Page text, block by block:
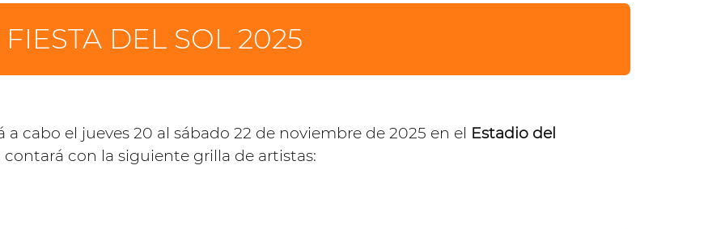
DEL SOL 2025
a cabo el jueves 20 al sábado 22 de noviembre de 2025 en el Estadio del
contará con la siguiente grilla de artistas: